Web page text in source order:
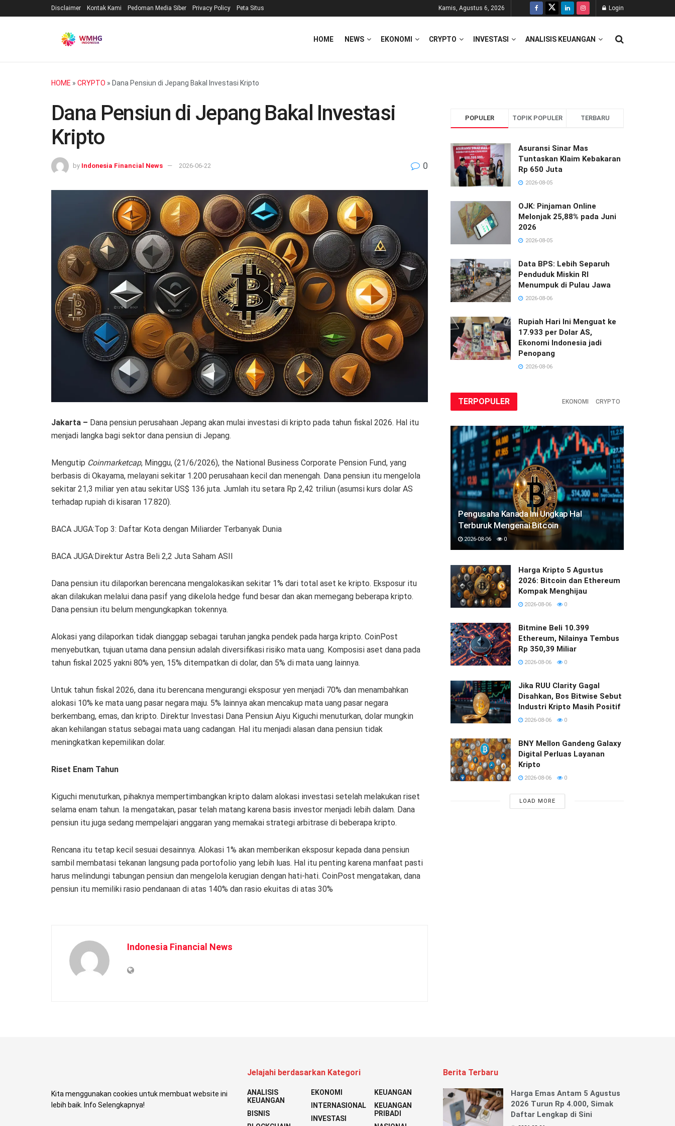
Disclaimer Kontak Kami Pedoman Media Siber Privacy Policy Peta Situs Kamis, Agustus 6, 2026 Login
HOME NEWS EKONOMI CRYPTO INVESTASI ANALISIS KEUANGAN
HOME » CRYPTO » Dana Pensiun di Jepang Bakal Investasi Kripto
Dana Pensiun di Jepang Bakal Investasi
Kripto
by Indonesia Financial News 2026-06-22 0
Jakarta – Dana pensiun perusahaan Jepang akan mulai investasi di kripto pada tahun fiskal 2026. Hal itu
menjadi langka bagi sektor dana pensiun di Jepang.
Mengutip Coinmarketcap, Minggu, (21/6/2026), the National Business Corporate Pension Fund, yang
berbasis di Okayama, melayani sekitar 1.200 perusahaan kecil dan menengah. Dana pensiun itu mengelola
sekitar 21,3 miliar yen atau sekitar US$ 136 juta. Jumlah itu setara Rp 2,42 triliun (asumsi kurs dolar AS
terhadap rupiah di kisaran 17.820).
BACA JUGA:Top 3: Daftar Kota dengan Miliarder Terbanyak Dunia
BACA JUGA:Direktur Astra Beli 2,2 Juta Saham ASII
Dana pensiun itu dilaporkan berencana mengalokasikan sekitar 1% dari total aset ke kripto. Eksposur itu
akan dilakukan melalui dana pasif yang dikelola hedge fund besar dan akan memegang beberapa kripto.
Dana pensiun itu belum mengungkapkan tokennya.
Alokasi yang dilaporkan tidak dianggap sebagai taruhan jangka pendek pada harga kripto. CoinPost
menyebutkan, tujuan utama dana pensiun adalah diversifikasi risiko mata uang. Komposisi aset dana pada
tahun fiskal 2025 yakni 80% yen, 15% ditempatkan di dolar, dan 5% di mata uang lainnya.
Untuk tahun fiskal 2026, dana itu berencana mengurangi eksposur yen menjadi 70% dan menambahkan
alokasi 10% ke mata uang pasar negara maju. 5% lainnya akan mencakup mata uang pasar negara
berkembang, emas, dan kripto. Direktur Investasi Dana Pensiun Aiyu Kiguchi menuturkan, dolar mungkin
akan kehilangan status sebagai mata uang cadangan. Hal itu menjadi alasan dana pensiun tidak
meningkatkan kepemilikan dolar.
Riset Enam Tahun
Kiguchi menuturkan, pihaknya mempertimbangkan kripto dalam alokasi investasi setelah melakukan riset
selama enam tahun. Ia mengatakan, pasar telah matang karena basis investor menjadi lebih dalam. Dana
pensiun itu juga sedang mempelajari anggaran yang memakai strategi arbitrase di beberapa kripto.
Rencana itu tetap kecil sesuai desainnya. Alokasi 1% akan memberikan eksposur kepada dana pensiun
sambil membatasi tekanan langsung pada portofolio yang lebih luas. Hal itu penting karena manfaat pasti
harus melindungi tabungan pensiun dan mengelola kerugian dengan hati-hati. CoinPost mengatakan, dana
pensiun itu memiliki rasio pendanaan di atas 140% dan rasio ekuitas di atas 30%
Indonesia Financial News
POPULER TOPIK POPULER TERBARU
Asuransi Sinar Mas
Tuntaskan Klaim Kebakaran
Rp 650 Juta
2026-08-05
OJK: Pinjaman Online
Melonjak 25,88% pada Juni
2026
2026-08-05
Data BPS: Lebih Separuh
Penduduk Miskin RI
Menumpuk di Pulau Jawa
2026-08-06
Rupiah Hari Ini Menguat ke
17.933 per Dolar AS,
Ekonomi Indonesia jadi
Penopang
2026-08-06
TERPOPULER EKONOMI CRYPTO
Pengusaha Kanada Ini Ungkap Hal
Terburuk Mengenai Bitcoin
2026-08-06 0
Harga Kripto 5 Agustus
2026: Bitcoin dan Ethereum
Kompak Menghijau
2026-08-06 0
Bitmine Beli 10.399
Ethereum, Nilainya Tembus
Rp 350,39 Miliar
2026-08-06 0
Jika RUU Clarity Gagal
Disahkan, Bos Bitwise Sebut
Industri Kripto Masih Positif
2026-08-06 0
BNY Mellon Gandeng Galaxy
Digital Perluas Layanan
Kripto
2026-08-06 0
LOAD MORE
Kita menggunakan cookies untuk membuat website ini
lebih baik. Info Selengkapnya!
Jelajahi berdasarkan Kategori
ANALISIS
KEUANGAN
BISNIS
EKONOMI
INTERNASIONAL
INVESTASI
KEUANGAN
KEUANGAN
PRIBADI
Berita Terbaru
Harga Emas Antam 5 Agustus
2026 Turun Rp 4.000, Simak
Daftar Lengkap di Sini